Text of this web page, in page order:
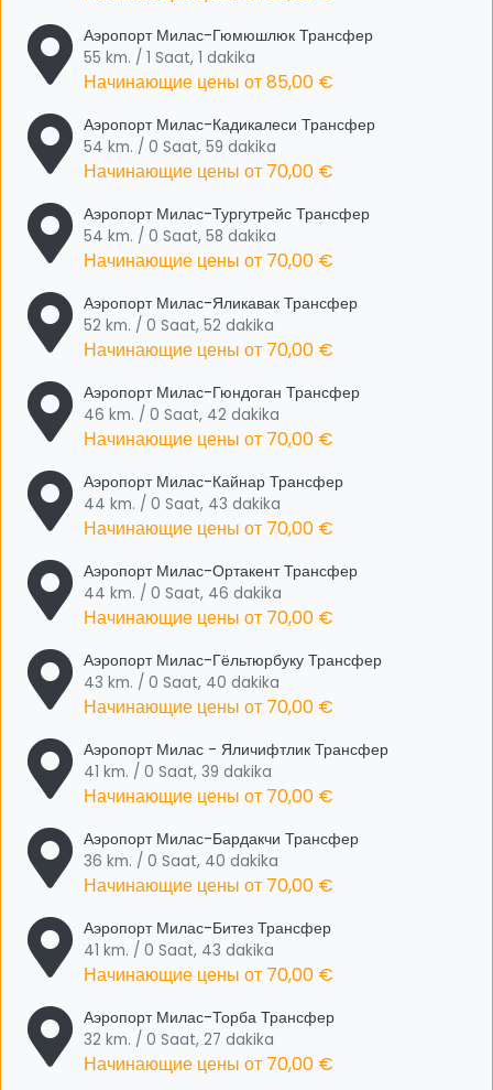
Аэропорт Милас-Гюмюшлюк Трансфер
55 km. / 1 Saat, 1 dakika
Начинающие цены от85,00 €
Аэропорт Милас-Кадикалеси Трансфер
54 km. / 0 Saat, 59 dakika
Начинающие цены от 70,00 €
Аэропорт Милас-Тургутрейс Трансфер
54 km. / 0 Saat, 58 dakika
Начинающие цены от 70,00 €
Аэропорт Милас-Яликавак Трансфер
52 km. / 0 Saat, 52 dakika
Начинающие цены от 70,00 €
Аэропорт Милас-Гюндоган Трансфер
46 km. / 0 Saat, 42 dakika
Начинающие цены от 70,00 €
Аэропорт Милас-Кайнар Трансфер
44 km. / 0 Saat, 43 dakika
Начинающие цены от 70,00 €
Аэропорт Милас-Ортакент Трансфер
44 km. / 0 Saat, 46 dakika
Начинающие цены от 70,00 €
Аэропорт Милас-Гёльтюрбуку Трансфер
43 km. / 0 Saat, 40 dakika
Начинающие цены от 70,00 €
Аэропорт Милас - Яличифтлик Трансфер
41 km. / 0 Saat, 39 dakika
Начинающие цены от 70,00 €
Аэропорт Милас-Бардакчи Трансфер
36 km. / 0 Saat, 40 dakika
Начинающие цены от 70,00 €
Аэропорт Милас-Битез Трансфер
41 km. / 0 Saat, 43 dakika
Начинающие цены от 70,00 €
Аэропорт Милас-Торба Трансфер
32 km. / 0 Saat, 27 dakika
Начинающие цены от 70,00 €